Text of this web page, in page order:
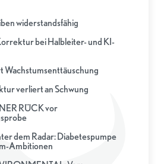
widerstandsfähig
bei Halbleiter- und KI-
Wachstumsenttäuschung
verliert an Schwung
RÜCK vor
dem Radar: Diabetespumpe
Ambitionen